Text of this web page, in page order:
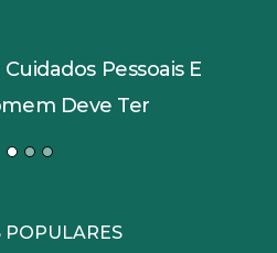
Pessoais E
Deve Ter
POPULARES